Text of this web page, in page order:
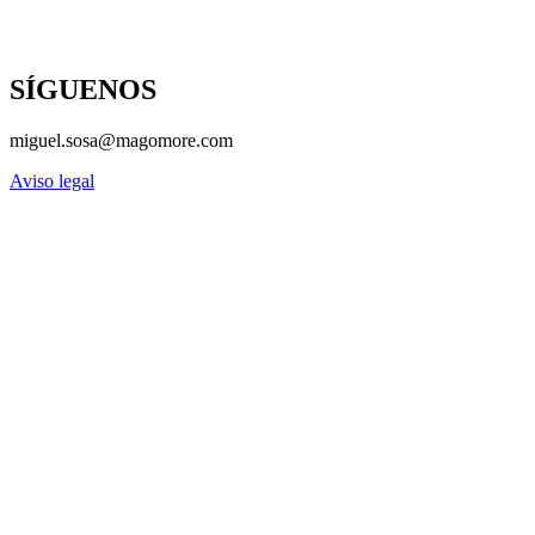
SÍGUENOS
miguel.sosa@magomore.com
Aviso legal